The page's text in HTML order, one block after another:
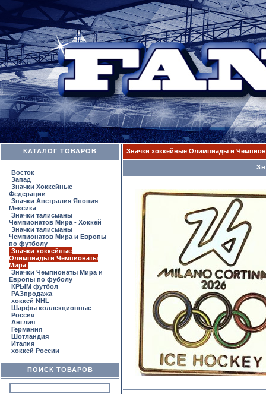
КАТАЛОГ ТОВАРОВ
Восток
Запад
Значки Хоккейные
Федерации
Значки Австралия Япония
Мексика
Значки талисманы
Чемпионатов Мира - Хоккей
Значки талисманы
Чемпионатов Мира и Европы
по футболу
Значки хоккейные
Олимпиады и Чемпионаты
Мира
Значки Чемпионаты Мира и
Европы по фуболу
КРЫМ футбол
РАЗпродажа
хоккей NHL
Шарфы коллекционные
Россия
Англия
Германия
Шотландия
Италия
хоккей России
ПОИСК ТОВАРОВ
Значки хоккейные Олимпиады и